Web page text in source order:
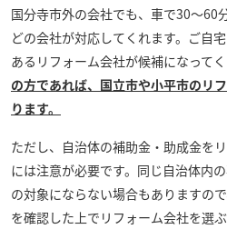
国分寺市外の会社でも、車で30～60
どの会社が対応してくれます。ご自
あるリフォーム会社が候補になってく
の方であれば、国立市や小平市のリ
ります。
ただし、自治体の補助金・助成金を
には注意が必要です。同じ自治体内
の対象にならない場合もありますの
を確認した上でリフォーム会社を選ぶ